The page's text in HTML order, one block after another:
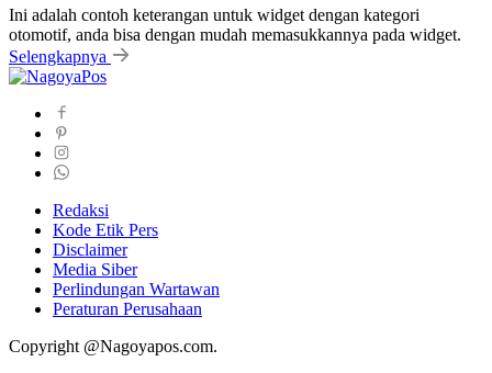
Ini adalah contoh keterangan untuk widget dengan kategori
otomotif, anda bisa dengan mudah memasukkannya pada widget.
Selengkapnya
Redaksi
Kode Etik Pers
Disclaimer
Media Siber
Perlindungan Wartawan
Peraturan Perusahaan
Copyright @Nagoyapos.com.